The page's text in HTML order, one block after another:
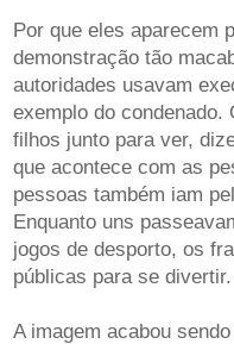
Por que eles aparecem
demonstração tão
autoridades usavam
exemplo do
filhos junto para ver,
que acontece com as
pessoas também iam
Enquanto uns
jogos de desporto, os
públicas para se divertir.
A imagem acabou